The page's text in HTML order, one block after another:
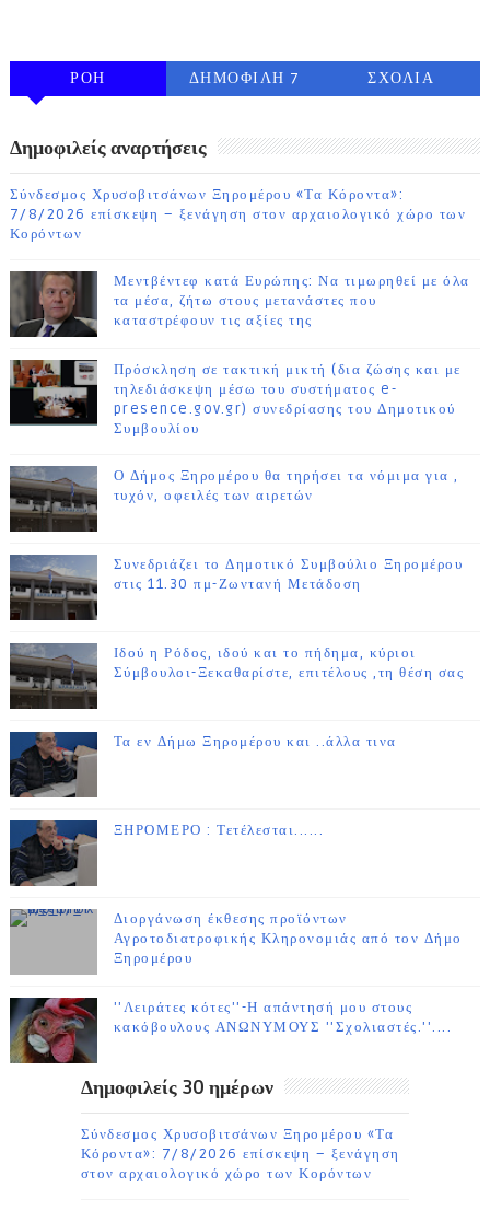
ΡΟΗ
ΔΗΜΟΦΙΛΗ 7
ΣΧΟΛΙΑ
Δημοφιλείς αναρτήσεις
Σύνδεσμος Χρυσοβιτσάνων Ξηρομέρου «Τα Κόροντα»:
7/8/2026 επίσκεψη – ξενάγηση στον αρχαιολογικό χώρο των
Κορόντων
Μεντβέντεφ κατά Ευρώπης: Να τιμωρηθεί με όλα
τα μέσα, ζήτω στους μετανάστες που
καταστρέφουν τις αξίες της
Πρόσκληση σε τακτική μικτή (δια ζώσης και με
τηλεδιάσκεψη μέσω του συστήματος e-
presence.gov.gr) συνεδρίασης του Δημοτικού
Συμβουλίου
Ο Δήμος Ξηρομέρου θα τηρήσει τα νόμιμα για ,
τυχόν, οφειλές των αιρετών
Συνεδριάζει το Δημοτικό Συμβούλιο Ξηρομέρου
στις 11.30 πμ-Ζωντανή Μετάδοση
Ιδού η Ρόδος, ιδού και το πήδημα, κύριοι
Σύμβουλοι-Ξεκαθαρίστε, επιτέλους ,τη θέση σας
Τα εν Δήμω Ξηρομέρου και ..άλλα τινα
ΞΗΡΟΜΕΡΟ : Τετέλεσται......
Διοργάνωση έκθεσης προϊόντων
Αγροτοδιατροφικής Κληρονομιάς από τον Δήμο
Ξηρομέρου
''Λειράτες κότες''-Η απάντησή μου στους
κακόβουλους ΑΝΩΝΥΜΟΥΣ ''Σχολιαστές.''....
Δημοφιλείς 30 ημέρων
Σύνδεσμος Χρυσοβιτσάνων Ξηρομέρου «Τα
Κόροντα»: 7/8/2026 επίσκεψη – ξενάγηση
στον αρχαιολογικό χώρο των Κορόντων